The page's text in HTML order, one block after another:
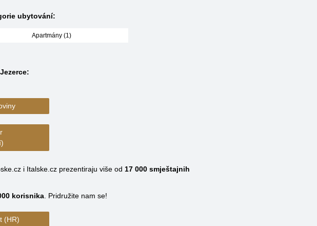
ubytování:
Apartmány (1)
i Italske.cz prezentiraju više od 17 000 smještajnih
korisnika Pridružite nam se!
(HR)